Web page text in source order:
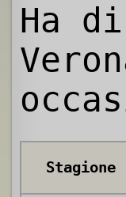
Ha
Stagione